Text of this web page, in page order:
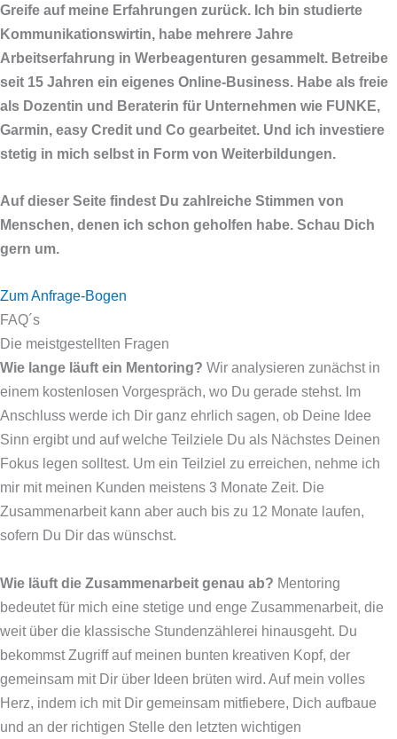
Greife auf meine Erfahrungen zurück. Ich bin studierte
Kommunikationswirtin, habe mehrere Jahre
Arbeitserfahrung in Werbeagenturen gesammelt. Betreibe
seit 15 Jahren ein eigenes Online-Business. Habe als freie
als Dozentin und Beraterin für Unternehmen wie FUNKE,
Garmin, easy Credit und Co gearbeitet. Und ich investiere
stetig in mich selbst in Form von Weiterbildungen.
Auf dieser Seite findest Du zahlreiche Stimmen von
Menschen, denen ich schon geholfen habe. Schau Dich
gern um.
Zum Anfrage-Bogen
FAQ´s
Die meistgestellten Fragen
Wie lange läuft ein Mentoring? Wir analysieren zunächst in
einem kostenlosen Vorgespräch, wo Du gerade stehst. Im
Anschluss werde ich Dir ganz ehrlich sagen, ob Deine Idee
Sinn ergibt und auf welche Teilziele Du als Nächstes Deinen
Fokus legen solltest. Um ein Teilziel zu erreichen, nehme ich
mir mit meinen Kunden meistens 3 Monate Zeit. Die
Zusammenarbeit kann aber auch bis zu 12 Monate laufen,
sofern Du Dir das wünschst.
Wie läuft die Zusammenarbeit genau ab? Mentoring
bedeutet für mich eine stetige und enge Zusammenarbeit, die
weit über die klassische Stundenzählerei hinausgeht. Du
bekommst Zugriff auf meinen bunten kreativen Kopf, der
gemeinsam mit Dir über Ideen brüten wird. Auf mein volles
Herz, indem ich mit Dir gemeinsam mitfiebere, Dich aufbaue
und an der richtigen Stelle den letzten wichtigen